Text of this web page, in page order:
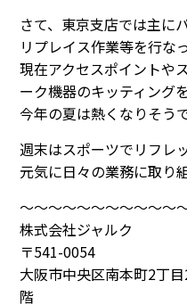
さて、東京支店では主に
リプレイス作業等を行な
現在アクセスポイントや
ーク機器のキッティング
今年の夏は熱くなりそうで
週末はスポーツでリフレ
元気に日々の業務に取り
～～～～～～～～～～～
株式会社ジャルク
〒541-0054
大阪市中央区南本町2丁
階